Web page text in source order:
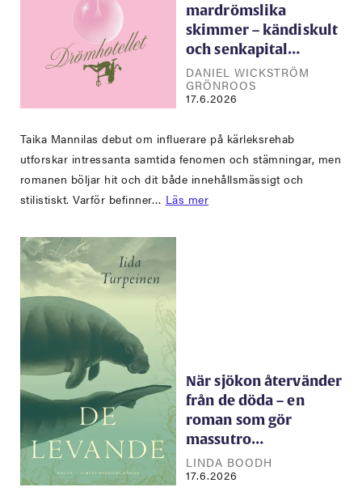
mardrömslika
skimmer – kändiskult
och senkapital…
DANIEL WICKSTRÖM
GRÖNROOS
17.6.2026
Taika Mannilas debut om influerare på kärleksrehab
utforskar intressanta samtida fenomen och stämningar, men
romanen böljar hit och dit både innehållsmässigt och
stilistiskt. Varför befinner… Läs mer
När sjökon återvänder
från de döda – en
roman som gör
massutro…
LINDA BOODH
17.6.2026